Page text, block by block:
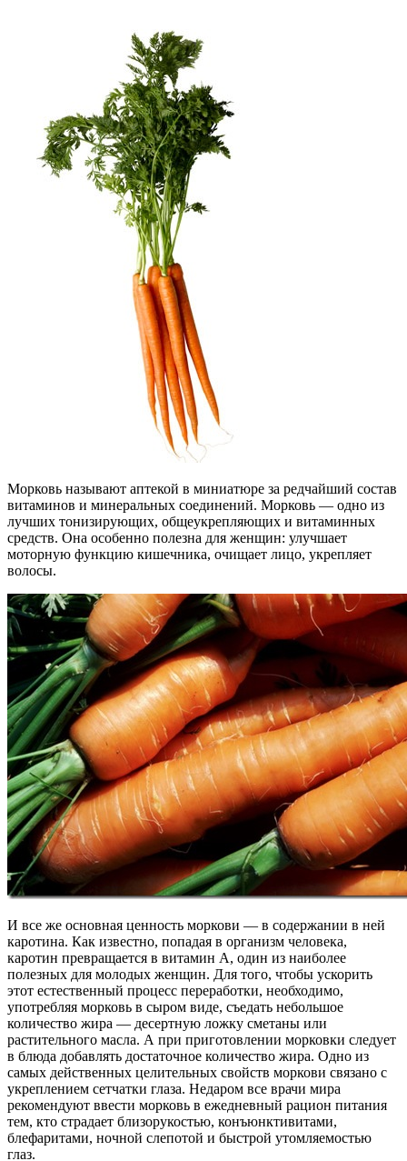
Морковь называют аптекой в миниатюре за редчайший состав
витаминов и минеральных соединений. Морковь — одно из
лучших тонизирующих, общеукрепляющих и витаминных
средств. Она особенно полезна для женщин: улучшает
моторную функцию кишечника, очищает лицо, укрепляет
волосы.
И все же основная ценность моркови — в содержании в ней
каротина. Как известно, попадая в организм человека,
каротин превращается в витамин А, один из наиболее
полезных для молодых женщин. Для того, чтобы ускорить
этот естественный процесс переработки, необходимо,
употребляя морковь в сыром виде, съедать небольшое
количество жира — десертную ложку сметаны или
растительного масла. А при приготовлении морковки следует
в блюда добавлять достаточное количество жира. Одно из
самых действенных целительных свойств моркови связано с
укреплением сетчатки глаза. Недаром все врачи мира
рекомендуют ввести морковь в ежедневный рацион питания
тем, кто страдает близорукостью, конъюнктивитами,
блефаритами, ночной слепотой и быстрой утомляемостью
глаз.